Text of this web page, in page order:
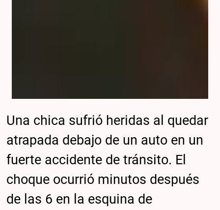
Una chica sufrió heridas al quedar
atrapada debajo de un auto en un
fuerte accidente de tránsito. El
choque ocurrió minutos después
de las 6 en la esquina de